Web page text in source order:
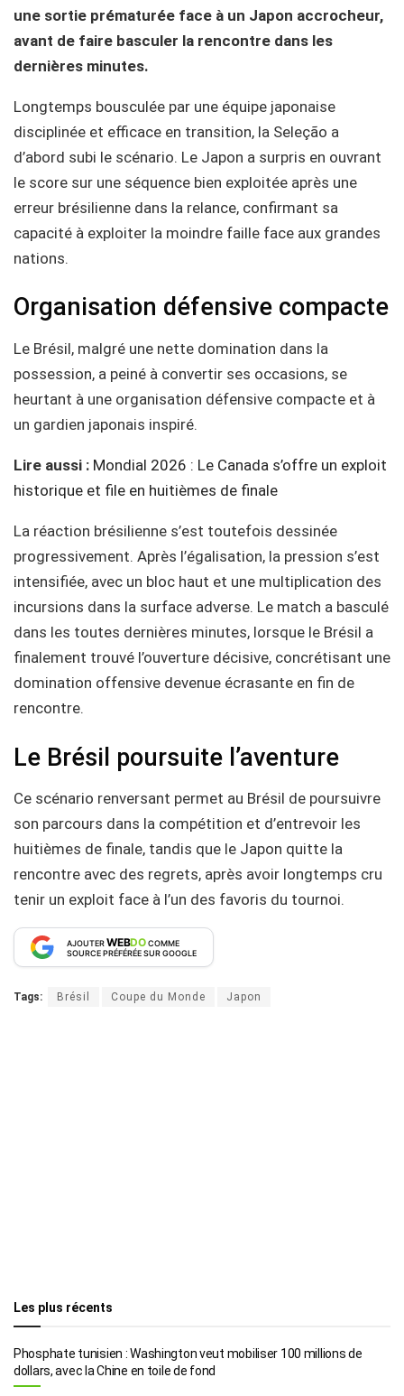
une sortie prématurée face à un Japon accrocheur,
avant de faire basculer la rencontre dans les
dernières minutes.
Longtemps bousculée par une équipe japonaise
disciplinée et efficace en transition, la Seleção a
d’abord subi le scénario. Le Japon a surpris en ouvrant
le score sur une séquence bien exploitée après une
erreur brésilienne dans la relance, confirmant sa
capacité à exploiter la moindre faille face aux grandes
nations.
Organisation défensive compacte
Le Brésil, malgré une nette domination dans la
possession, a peiné à convertir ses occasions, se
heurtant à une organisation défensive compacte et à
un gardien japonais inspiré.
Lire aussi : Mondial 2026 : Le Canada s’offre un exploit
historique et file en huitièmes de finale
La réaction brésilienne s’est toutefois dessinée
progressivement. Après l’égalisation, la pression s’est
intensifiée, avec un bloc haut et une multiplication des
incursions dans la surface adverse. Le match a basculé
dans les toutes dernières minutes, lorsque le Brésil a
finalement trouvé l’ouverture décisive, concrétisant une
domination offensive devenue écrasante en fin de
rencontre.
Le Brésil poursuite l’aventure
Ce scénario renversant permet au Brésil de poursuivre
son parcours dans la compétition et d’entrevoir les
huitièmes de finale, tandis que le Japon quitte la
rencontre avec des regrets, après avoir longtemps cru
tenir un exploit face à l’un des favoris du tournoi.
AJOUTERWEBDOCOMME
SOURCE PRÉFÉRÉE SUR GOOGLE
Tags: Brésil Coupe du Monde Japon
Les plus récents
Phosphate tunisien : Washington veut mobiliser 100 millions de
dollars, avec la Chine en toile de fond